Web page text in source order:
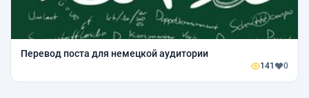
Перевод поста для немецкой аудитории
141 0